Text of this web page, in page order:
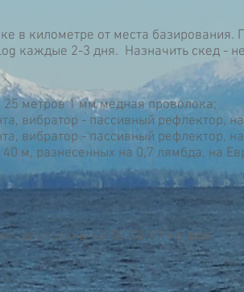
в километре от места базирования.
каждые 2-3 дня. Назначить скед -
метров 1 мм медная проволока;
вибратор - пассивный рефлектор,
вибратор - пассивный рефлектор,
м, разнесенных на 0,7 лямбда, на
диапазоны 40-30-20-17 метров;